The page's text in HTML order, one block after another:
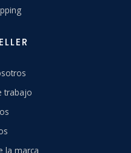
trabajo
la marca